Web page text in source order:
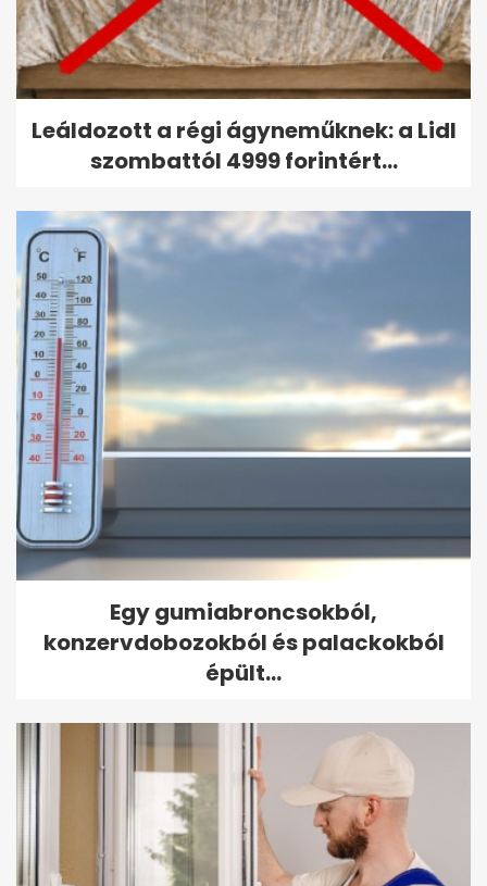
Leáldozott a régi ágyneműknek: a Lidl
szombattól 4999 forintért...
Egy gumiabroncsokból,
konzervdobozokból és palackokból
épült...